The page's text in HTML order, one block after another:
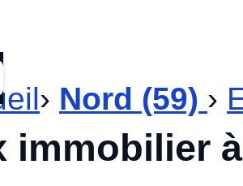
› Nord (59) ›
immobilier